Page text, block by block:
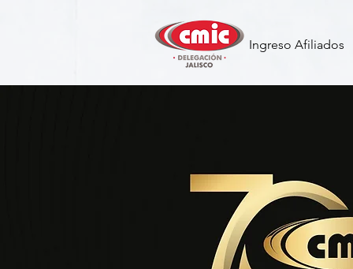
Ingreso Afiliados